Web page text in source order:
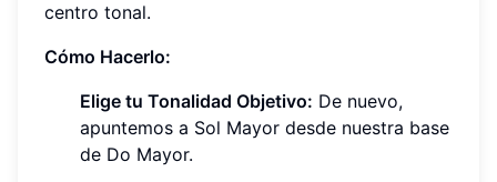
centro tonal.
Cómo Hacerlo:
Elige tu Tonalidad Objetivo: De nuevo,
apuntemos a Sol Mayor desde nuestra base
de Do Mayor.